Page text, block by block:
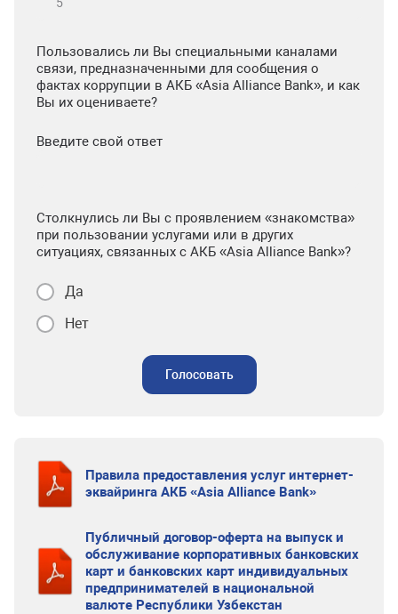
Пользовались ли Вы специальными каналами
связи, предназначенными для сообщения о
фактах коррупции в АКБ «Asia Alliance Bank», и как
Вы их оцениваете?
Введите свой ответ
Столкнулись ли Вы с проявлением «знакомства»
при пользовании услугами или в других
ситуациях, связанных с АКБ «Asia Alliance Bank»?
Да
Нет
Голосовать
Правила предоставления услуг интернет-
эквайринга АКБ «Asia Alliance Bank»
Публичный договор-оферта на выпуск и
обслуживание корпоративных банковских
карт и банковских карт индивидуальных
предпринимателей в национальной
валюте Республики Узбекстан